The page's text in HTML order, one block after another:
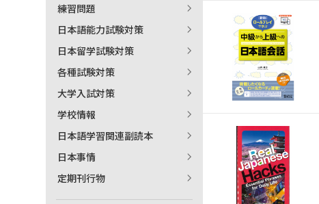
練習問題
日本語能力試験対策
日本留学試験対策
各種試験対策
大学入試対策
学校情報
日本語学習関連副読本
日本事情
定期刊行物